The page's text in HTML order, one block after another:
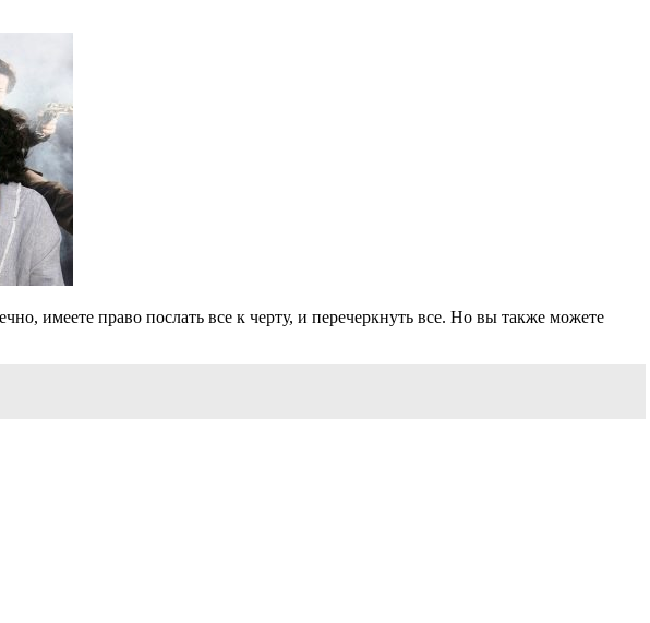
имеете право послать все к черту, и перечеркнуть все. Но вы также можете